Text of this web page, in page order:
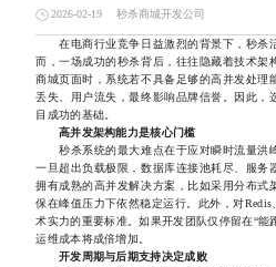
2026-02-19 秒杀商城开发公司
在电商行业竞争日益激烈的背景下，秒杀
而，一场成功的秒杀背后，往往隐藏着技术
商城页面时，系统若不具备足够的高并发处
丢失、用户流失，最终影响品牌信誉。因此，
目成功的基础。
高并发架构能力是核心门槛
秒杀系统的最大难点在于应对瞬时流量洪
一旦超出负载极限，数据库连接池耗尽、服
拥有成熟的高并发解决方案，比如采用分布
保在峰值压力下依然稳定运行。此外，对
术实力的重要标准。如果开发团队仅停留在“
运维成本将成倍增加。
开发周期与后期支持决定成败